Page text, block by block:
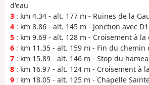
d'eau
3 : km 4.34 - alt. 177 m - Ruines de la
4 : km 8.86 - alt. 145 m - Jonction avec
5 : km 9.69 - alt. 128 m - Croisement à la
6 : km 11.35 - alt. 159 m - Fin du chemin
7 : km 15.89 - alt. 146 m - Stop du
8 : km 16.97 - alt. 124 m - Croisement à
9 : km 18.05 - alt. 125 m - Chapelle